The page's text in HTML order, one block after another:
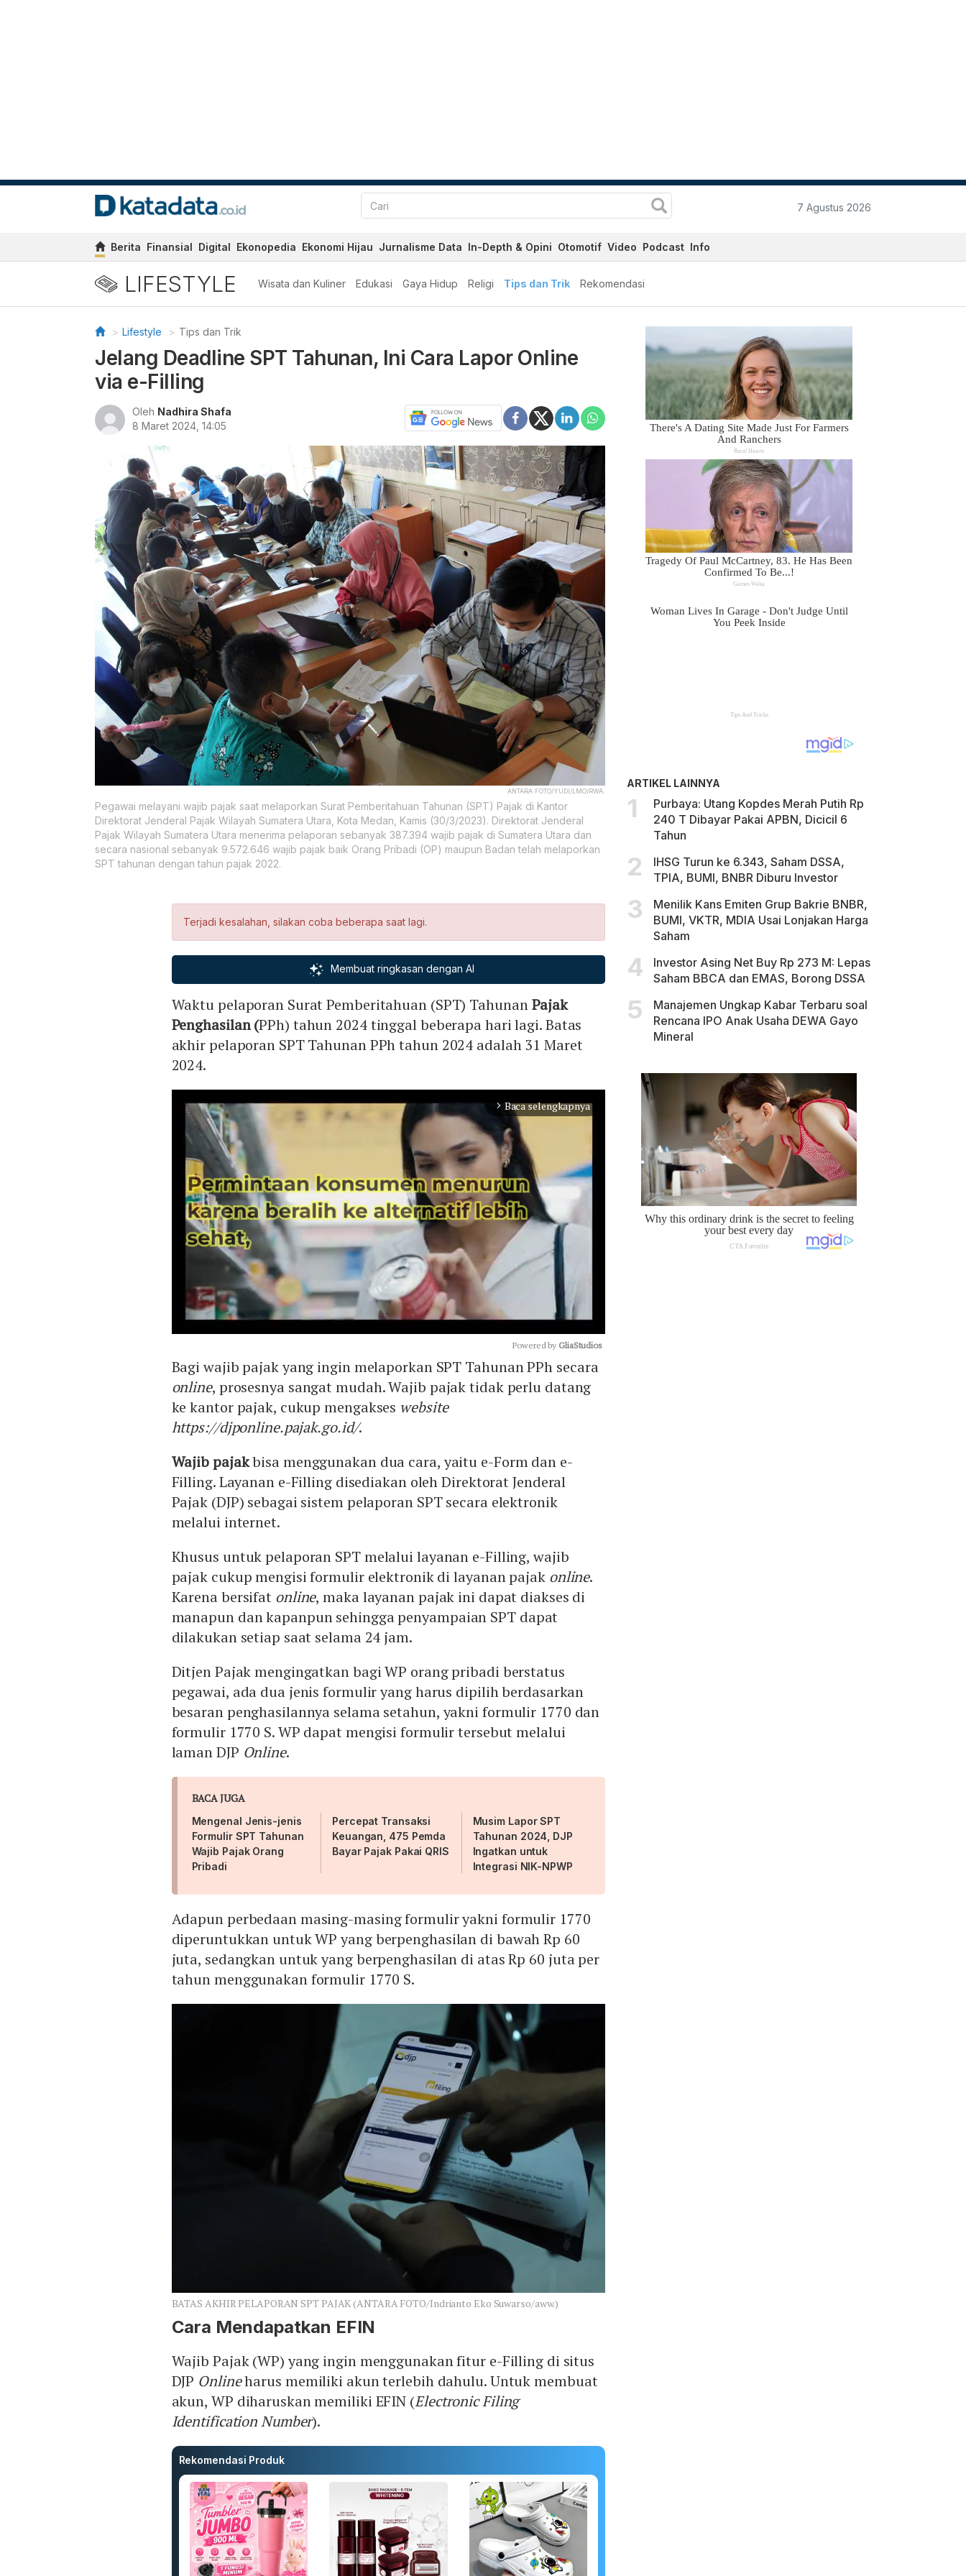
7 Agustus 2026
Berita Finansial Digital Ekonopedia Ekonomi Hijau Jurnalisme Data In-Depth & Opini Otomotif Video Podcast Info
LIFESTYLE Wisata dan Kuliner Edukasi Gaya Hidup Religi Tips dan Trik Rekomendasi
Lifestyle Tips dan Trik
Jelang Deadline SPT Tahunan, Ini Cara Lapor Online
via e-Filling
Oleh Nadhira Shafa
8 Maret 2024, 14:05
ANTARA FOTO/YUDI/LMO/RWA.
Pegawai melayani wajib pajak saat melaporkan Surat Pemberitahuan Tahunan (SPT) Pajak di Kantor
Direktorat Jenderal Pajak Wilayah Sumatera Utara, Kota Medan, Kamis (30/3/2023). Direktorat Jenderal
Pajak Wilayah Sumatera Utara menerima pelaporan sebanyak 387.394 wajib pajak di Sumatera Utara dan
secara nasional sebanyak 9.572.646 wajib pajak baik Orang Pribadi (OP) maupun Badan telah melaporkan
SPT tahunan dengan tahun pajak 2022.
Terjadi kesalahan, silakan coba beberapa saat lagi.
Membuat ringkasan dengan AI
Waktu pelaporan Surat Pemberitahuan (SPT) TahunanPajak
Penghasilan (PPh) tahun 2024 tinggal beberapa hari lagi. Batas
akhir pelaporan SPT Tahunan PPh tahun 2024 adalah 31 Maret
2024.
arrow_forward_ios Baca selengkapnya
Mute
Powered by GliaStudios
Bagi wajib pajak yang ingin melaporkan SPT Tahunan PPh secara
online, prosesnya sangat mudah. Wajib pajak tidak perlu datang
ke kantor pajak, cukup mengakses website
https://djponline.pajak.go.id/.
Wajib pajakbisa menggunakan dua cara, yaitu e-Form dan e-
Filling. Layanan e-Filling disediakan oleh Direktorat Jenderal
Pajak (DJP) sebagai sistem pelaporan SPT secara elektronik
melalui internet.
Khusus untuk pelaporan SPT melalui layanan e-Filling, wajib
pajak cukup mengisi formulir elektronik di layanan pajak online.
Karena bersifat online, maka layanan pajak ini dapat diakses di
manapun dan kapanpun sehingga penyampaian SPT dapat
dilakukan setiap saat selama 24 jam.
Ditjen Pajak mengingatkan bagi WP orang pribadi berstatus
pegawai, ada dua jenis formulir yang harus dipilih berdasarkan
besaran penghasilannya selama setahun, yakni formulir 1770 dan
formulir 1770 S. WP dapat mengisi formulir tersebut melalui
laman DJP Online.
BACA JUGA
Mengenal Jenis-jenis
Formulir SPT Tahunan
Wajib Pajak Orang
Pribadi
Percepat Transaksi
Keuangan, 475 Pemda
Bayar Pajak Pakai QRIS
Musim Lapor SPT
Tahunan 2024, DJP
Ingatkan untuk
Integrasi NIK-NPWP
Adapun perbedaan masing-masing formulir yakni formulir 1770
diperuntukkan untuk WP yang berpenghasilan di bawah Rp 60
juta, sedangkan untuk yang berpenghasilan di atas Rp 60 juta per
tahun menggunakan formulir 1770 S.
BATAS AKHIR PELAPORAN SPT PAJAK (ANTARA FOTO/Indrianto Eko Suwarso/aww.)
Cara Mendapatkan EFIN
Wajib Pajak (WP) yang ingin menggunakan fitur e-Filling di situs
DJP Onlineharus memiliki akun terlebih dahulu. Untuk membuat
akun, WP diharuskan memiliki EFIN (Electronic Filing
Identification Number).
Rekomendasi Produk
ARTIKEL LAINNYA
Purbaya: Utang Kopdes Merah Putih Rp
240 T Dibayar Pakai APBN, Dicicil 6
Tahun
IHSG Turun ke 6.343, Saham DSSA,
TPIA, BUMI, BNBR Diburu Investor
Menilik Kans Emiten Grup Bakrie BNBR,
BUMI, VKTR, MDIA Usai Lonjakan Harga
Saham
Investor Asing Net Buy Rp 273 M: Lepas
Saham BBCA dan EMAS, Borong DSSA
Manajemen Ungkap Kabar Terbaru soal
Rencana IPO Anak Usaha DEWA Gayo
Mineral